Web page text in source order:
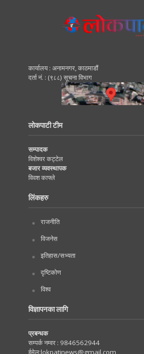
कार्यालय : अनामनगर, काठमाडाैं
दर्ता नं. : (९८८) सूचना विभाग
लोकपाटी टीम
सम्पादक
विशेश्वर कट्टेल
बजार व्यवस्थापक
विवश काफ्ले
लिंकहरु
राजनीति
विजनेस
इतिहास/सभ्यता
दृष्टिकोण
विश्व
विज्ञापनका लागि
प्रबन्धक
सम्पर्क नम्वर : 9846562944
ईमेल:lokpatinews@gmail.com